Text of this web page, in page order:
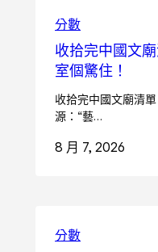
分數
收拾完中國文
室個驚住！
收拾完中國文廟清
源：“藝…
8 月 7, 2026
分數